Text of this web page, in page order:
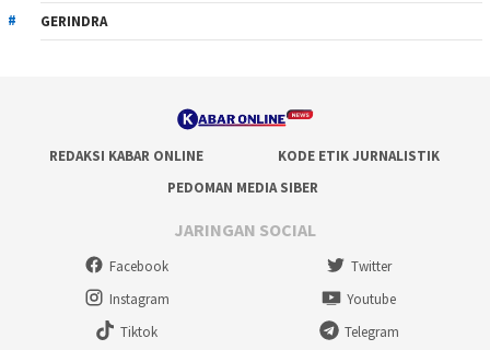
GERINDRA
REDAKSI KABAR ONLINE
KODE ETIK JURNALISTIK
PEDOMAN MEDIA SIBER
JARINGAN SOCIAL
Facebook
Twitter
Instagram
Youtube
Tiktok
Telegram